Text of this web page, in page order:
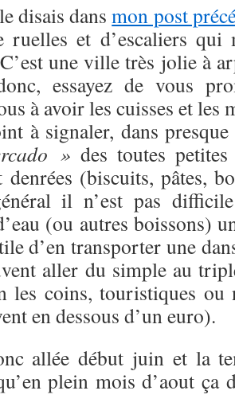
disais dansmon post
ruelles et d’escaliers qui
une ville très jolie à
essayez de vous
à avoir les cuisses et
à signaler, dans
» des toutes
denrées (biscuits, pâtes,
il n’est pas
(ou autres boissons)
d’en transporter une
aller du simple au
les coins, touristiques ou
en dessous d’un euro).
allée début juin et la
plein mois d’aout